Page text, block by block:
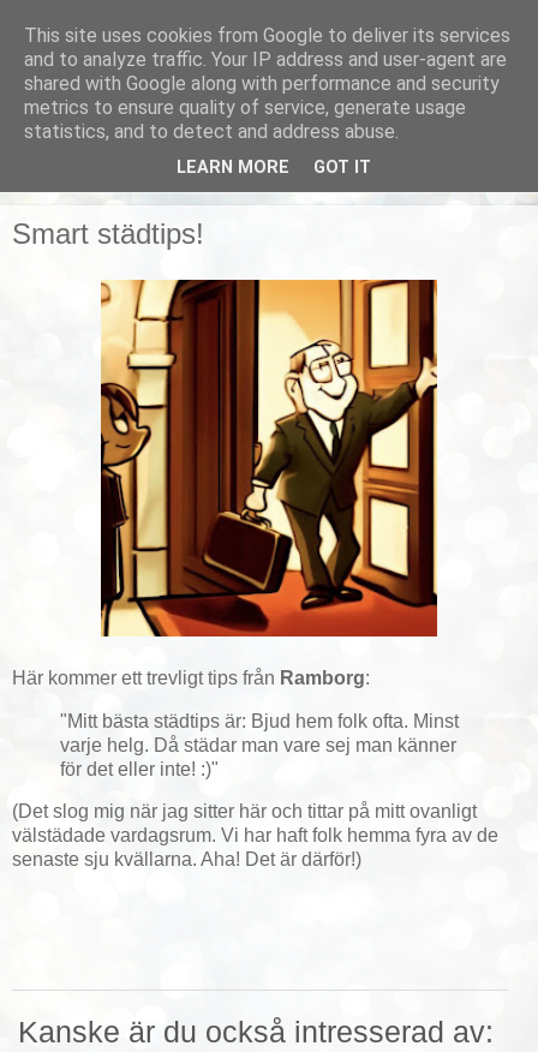
Smarta vardagstips
Husmorstips, tricks och knep, smarta lösningar!
Smart städtips!
Här kommer ett trevligt tips från Ramborg:
"Mitt bästa städtips är: Bjud hem folk ofta. Minst
varje helg. Då städar man vare sej man känner
för det eller inte! :)"
(Det slog mig när jag sitter här och tittar på mitt ovanligt
välstädade vardagsrum. Vi har haft folk hemma fyra av de
senaste sju kvällarna. Aha! Det är därför!)
Kanske är du också intresserad av:
This site uses cookies from Google to deliver its services
and to analyze traffic. Your IP address and user-agent are
shared with Google along with performance and security
metrics to ensure quality of service, generate usage
statistics, and to detect and address abuse.
LEARN MORE GOT IT